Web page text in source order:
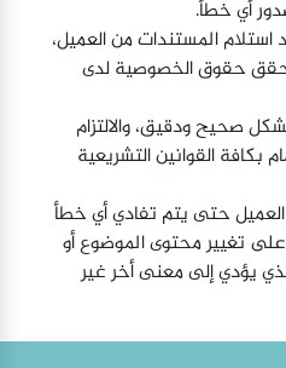
أي خطأ.
استلام المستندات من العميل،
حقوق الخصوصية لدى
صحيح ودقيق، والالتزام
بكافة القوانين التشريعية
العميل حتى يتم تفادي أي خطأ
تغيير محتوى الموضوع أو
يؤدي إلى معنى أخر غير